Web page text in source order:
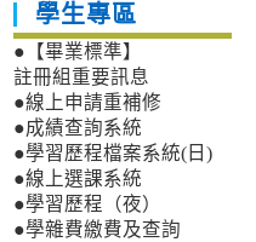
學生專區
●【畢業標準】
註冊組重要訊息
●線上申請重補修
●成績查詢系統
●學習歷程檔案系統(日)
●線上選課系統
●學習歷程（夜）
●學雜費繳費及查詢